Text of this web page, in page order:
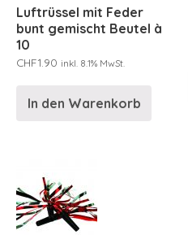
Luftrüssel mit Feder
bunt gemischt Beutel à
10
CHF1.90 inkl. 8.1% MwSt.
In den Warenkorb